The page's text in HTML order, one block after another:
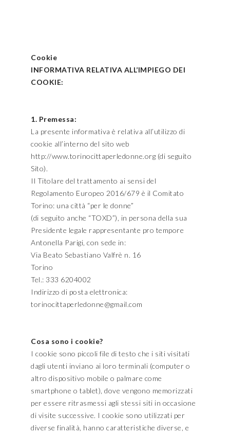
Cookie
INFORMATIVA RELATIVA ALL’IMPIEGO DEI
COOKIE:
1. Premessa:
La presente informativa è relativa all’utilizzo di
cookie all’interno del sito web
http://www.torinocittaperledonne.org (di seguito
Sito).
Il Titolare del trattamento ai sensi del
Regolamento Europeo 2016/679 è il Comitato
Torino: una città “per le donne”
(di seguito anche “TOXD”), in persona della sua
Presidente legale rappresentante pro tempore
Antonella Parigi, con sede in:
Via Beato Sebastiano Valfrè n. 16
Torino
Tel.: 333 6204002
Indirizzo di posta elettronica:
torinocittaperledonne@gmail.com
Cosa sono i cookie?
I cookie sono piccoli file di testo che i siti visitati
dagli utenti inviano ai loro terminali (computer o
altro dispositivo mobile o palmare come
smartphone o tablet), dove vengono memorizzati
per essere ritrasmessi agli stessi siti in occasione
di visite successive. I cookie sono utilizzati per
diverse finalità, hanno caratteristiche diverse, e